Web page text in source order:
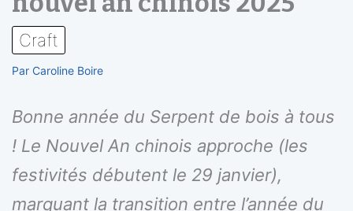
Craft
Par Caroline Boire
Bonne année du Serpent de bois à tous
! Le Nouvel An chinois approche (les
festivités débutent le 29 janvier),
marquant la transition entre l’année du